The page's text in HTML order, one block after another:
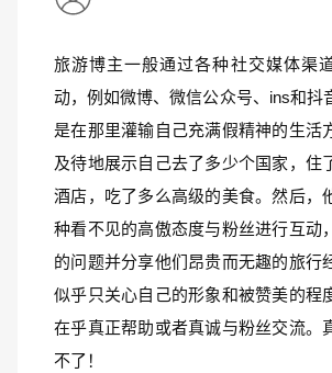
旅游博主一般通过各种社交媒体渠
动，例如微博、微信公众号、ins和抖
是在那里灌输自己充满假精神的生活
及待地展示自己去了多少个国家，住
酒店，吃了多么高级的美食。然后，
种看不见的高傲态度与粉丝进行互动
的问题并分享他们昂贵而无趣的旅行
似乎只关心自己的形象和被赞美的程
在乎真正帮助或者真诚与粉丝交流。
不了！